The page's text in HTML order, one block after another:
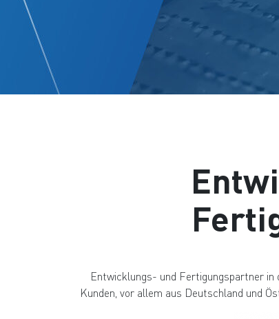
Entwicklungs- und Fertigungspartner
Kunden, vor allem aus Deutschland und